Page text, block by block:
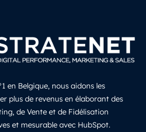
en Belgique, nous aidons les
plus de revenus en élaborant des
de Vente et de Fidélisation
et mesurable avec HubSpot.